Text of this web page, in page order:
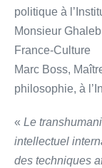
politique à
Monsieur
France-Culture
Marc Boss,
philosophie, à
« Le
intellectuel
des techniques